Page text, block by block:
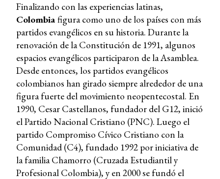
Finalizando con las experiencias latinas,
Colombia figura como uno de los países con más
partidos evangélicos en su historia. Durante la
renovación de la Constitución de 1991, algunos
espacios evangélicos participaron de la Asamblea.
Desde entonces, los partidos evangélicos
colombianos han girado siempre alrededor de una
figura fuerte del movimiento neopentecostal. En
1990, Cesar Castellanos, fundador del G12, inició
el Partido Nacional Cristiano (PNC). Luego el
partido Compromiso Cívico Cristiano con la
Comunidad (C4), fundado 1992 por iniciativa de
la familia Chamorro (Cruzada Estudiantil y
Profesional Colombia), y en 2000 se fundó el